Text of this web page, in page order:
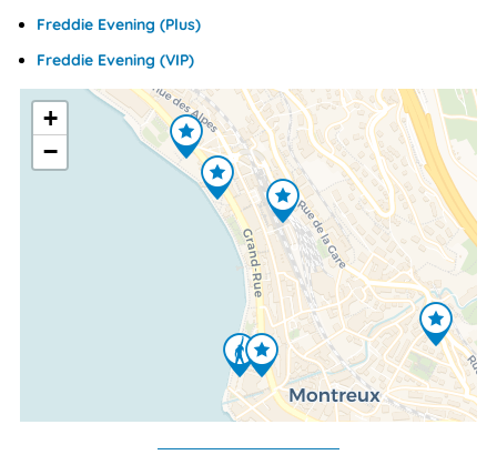
Freddie Evening (Plus)
Freddie Evening (VIP)
+
−